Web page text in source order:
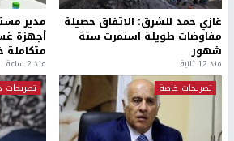
نيويورك تايمز: إيران تستخدم هرمز
والعودة لاتفاق يونيو
إصابة شاب بشظايا رصاص الاحتلال
خلال اقتحام مخيم بلاطة